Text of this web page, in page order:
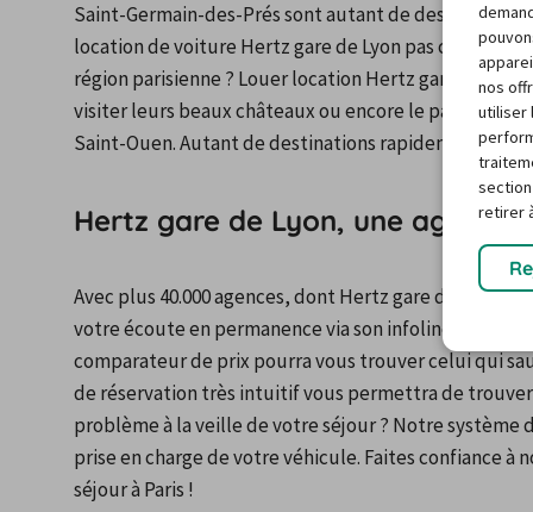
Saint-Germain-des-Prés sont autant de
location de voiture Hertz gare de Lyon pas chere. Et
région parisienne ? Louer location Hertz gare de
visiter leurs beaux châteaux ou encore le parc de
Saint-Ouen. Autant de destinations rapidement
Hertz gare de Lyon, une agence
Avec plus 40.000 agences, dont Hertz gare de Lyon,
votre écoute en permanence via son infoline
comparateur de prix pourra vous trouver celui qui
de réservation très intuitif vous permettra de
problème à la veille de votre séjour ? Notre
prise en charge de votre véhicule. Faites confiance à
séjour à Paris !
nos
utiliser
retirer